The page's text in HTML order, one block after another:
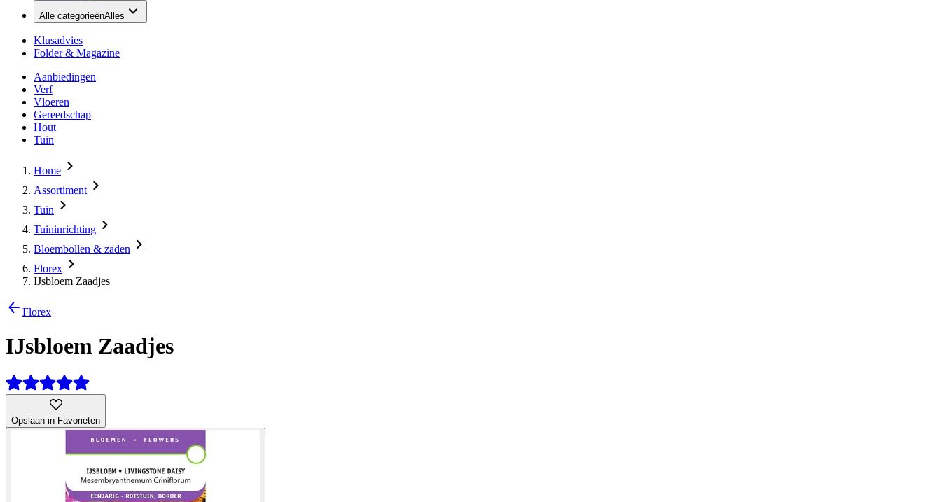
Alle categorieënAlles
Klusadvies
Folder & Magazine
Aanbiedingen
Verf
Vloeren
Gereedschap
Hout
Tuin
Home
Assortiment
Tuin
Tuininrichting
Bloembollen & zaden
Florex
IJsbloem Zaadjes
Florex
IJsbloem Zaadjes
Opslaan in Favorieten